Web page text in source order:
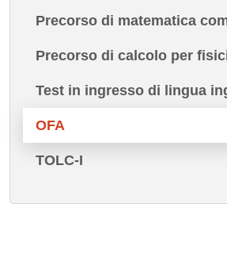
Precorso di matematica
Precorso di calcolo per
Test in ingresso di lingua
OFA
TOLC-I